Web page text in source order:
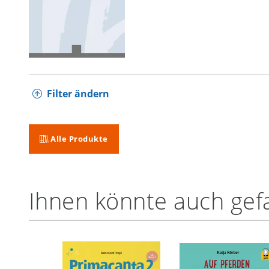
Filter ändern
Alle Produkte
Ihnen könnte auch